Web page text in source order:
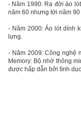
- Năm 1990: Ra đời áo
năm 60 nhưng tới năm
- Năm 2000: Áo lót dính
lưng.
- Năm 2009: Công nghệ
Memory: Bộ nhớ thông
được hấp dẫn bởi tình